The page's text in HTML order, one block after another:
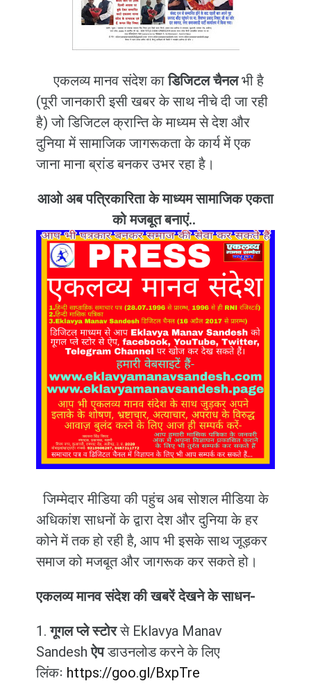
एकलव्य मानव संदेश काडिजिटल चैनलभी है
(पूरी जानकारी इसी खबर के साथ नीचे दी जा रही
है) जो डिजिटल क्रान्ति के माध्यम से देश और
दुनिया में सामाजिक जागरूकता के कार्य में एक
जाना माना ब्रांड बनकर उभर रहा है।
आओ अब पत्रिकारिता के माध्यम सामाजिक एकता
को मजबूत बनाएं..
जिम्मेदार मीडिया की पहुंच अब सोशल मीडिया के
अधिकांश साधनों के द्वारा देश और दुनिया के हर
कोने में तक हो रही है, आप भी इसके साथ जूड़कर
समाज को मजबूत और जागरूक कर सकते हो।
एकलव्य मानव संदेश की खबरें देखने के साधन-
1.गूगल प्ले स्टोरसे Eklavya Manav
Sandeshऐपडाउनलोड करने के लिए
लिंकः https://goo.gl/BxpTre